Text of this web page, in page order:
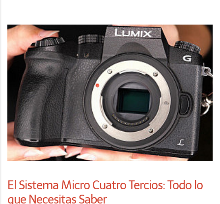
El Sistema Micro Cuatro Tercios: Todo lo
que Necesitas Saber